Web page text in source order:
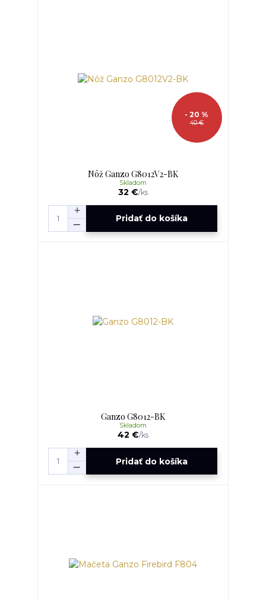
40 €
- 20 %
Nôž Ganzo G8012V2-BK
32 €/ks
Skladom
Pridať do košíka
Ganzo G8012-BK
42 €/ks
Skladom
Pridať do košíka